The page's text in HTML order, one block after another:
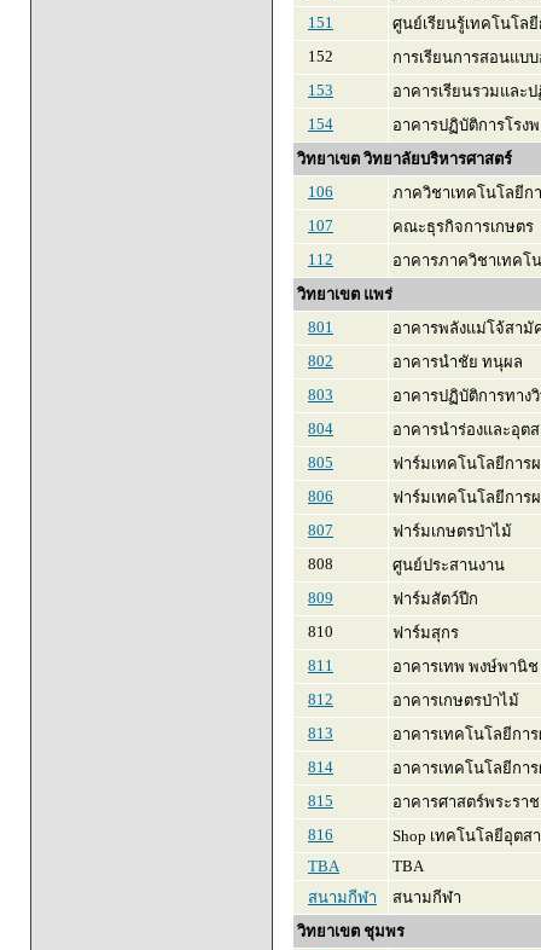
151
ศูนย์เรียนรู้เทคโนโล
152
การเรียนการสอนแบ
153
อาคารเรียนรวมและ
154
อาคารปฏิบัติการโรง
วิทยาเขต วิทยาลัยบริหารศาสตร์
106
ภาควิชาเทคโนโลยีก
107
คณะธุรกิจการเกษตร
112
อาคารภาควิชาเทคโ
วิทยาเขต แพร่
801
อาคารพลังแม่โจ้สามั
802
อาคารนำชัย ทนุผล
803
อาคารปฏิบัติการทาง
804
อาคารนำร่องและอุต
805
ฟาร์มเทคโนโลยีการ
806
ฟาร์มเทคโนโลยีการ
807
ฟาร์มเกษตรป่าไม้
808
ศูนย์ประสานงาน
809
ฟาร์มสัตว์ปีก
810
ฟาร์มสุกร
811
อาคารเทพ พงษ์พานิช
812
อาคารเกษตรป่าไม้
813
อาคารเทคโนโลยีกา
814
อาคารเทคโนโลยีกา
815
อาคารศาสตร์พระรา
816
Shop เทคโนโลยีอุตส
TBA
TBA
สนามกีฬา
สนามกีฬา
วิทยาเขต ชุมพร